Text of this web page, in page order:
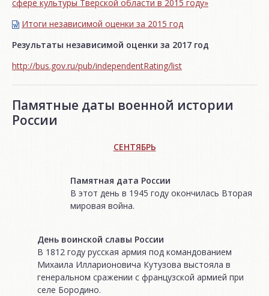
сфере культуры Тверской области в 2015 году»
Итоги независимой oценки за 2015 год
Результаты независимой оценки за 2017 год
http://bus.gov.ru/pub/independentRating/list
Памятные даты военной истории
России
СЕНТЯБРЬ
Памятная дата России
В этот день в 1945 году окончилась Вторая
мировая война.
День воинской славы России
В 1812 году русская армия под командованием
Михаила Илларионовича Кутузова выстояла в
генеральном сражении с французской армией при
селе Бородино.